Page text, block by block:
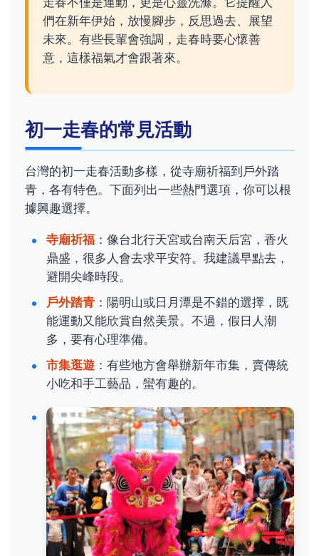
們在新年伊始，放慢腳步，反思過去、展望
未來。有些長輩會強調，走春時要心懷善
意，這樣福氣才會跟著來。
初一走春的常見活動
台灣的初一走春活動多樣，從寺廟祈福到戶外踏
青，各有特色。下面列出一些熱門選項，你可以根
據興趣選擇。
寺廟祈福 ：像台北行天宮或台南天后宮，香火
鼎盛，很多人會去求平安符。我建議早點去，
避開尖峰時段。
戶外踏青 ：陽明山或日月潭是不錯的選擇，既
能運動又能欣賞自然美景。不過，假日人潮
多，要有心理準備。
市集逛遊 ：有些地方會舉辦新年市集，賣傳統
小吃和手工藝品，蠻有趣的。